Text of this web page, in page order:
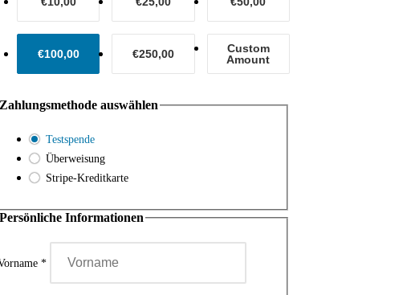
€100,00 €250,00
Custom
Amount
Zahlungsmethode auswählen
Testspende
Überweisung
Stripe-Kreditkarte
Persönliche Informationen
*